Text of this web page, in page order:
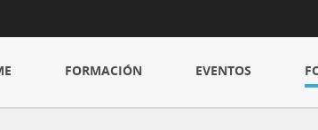
FORMACIÓN EVENTOS